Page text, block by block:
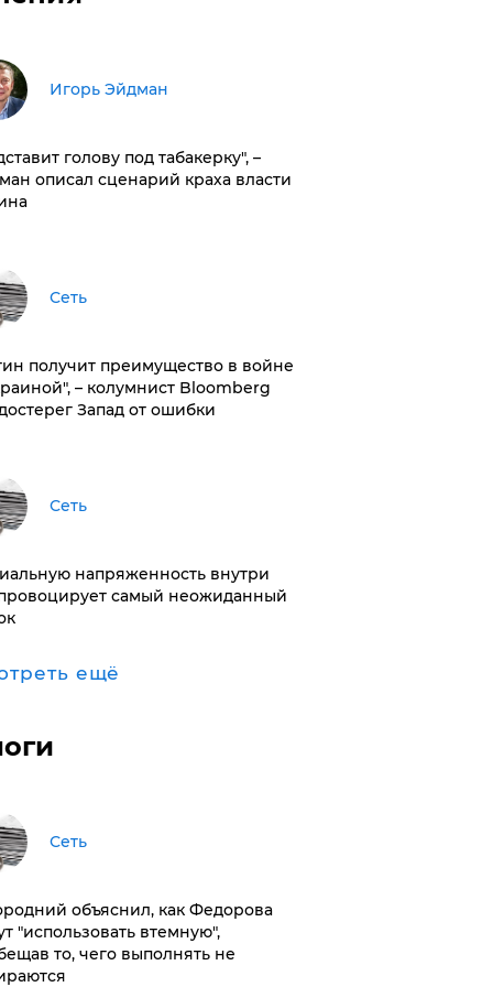
Игорь Эйдман
голову под табакерку", –
описал сценарий краха власти
Сеть
получит преимущество в войне
– колумнист Bloomberg
Запад от ошибки
Сеть
напряженность внутри
самый неожиданный
ещё
Сеть
объяснил, как Федорова
"использовать втемную",
то, чего выполнять не